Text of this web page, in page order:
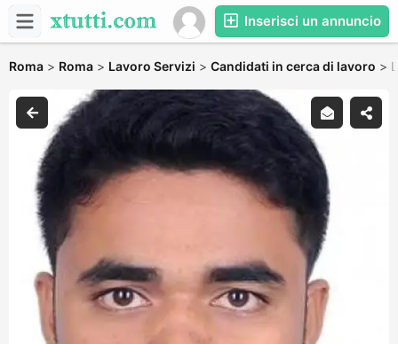
Inserisci un annuncio
Roma > Roma > Lavoro Servizi > Candidati in cerca di lavoro >